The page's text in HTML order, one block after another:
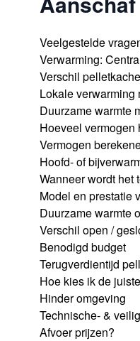
Veelgestelde
Verwarming:
Verschil
Lokale verwarming
Duurzame warmte
Hoeveel vermogen
Vermogen
Hoofd- of
Wanneer wordt het
Model en prestatie
Duurzame warmte
Verschil open /
Benodigd budget
Terugverdientijd
Hoe kies ik de
Hinder omgeving
Technische- &
Afvoer prijzen?